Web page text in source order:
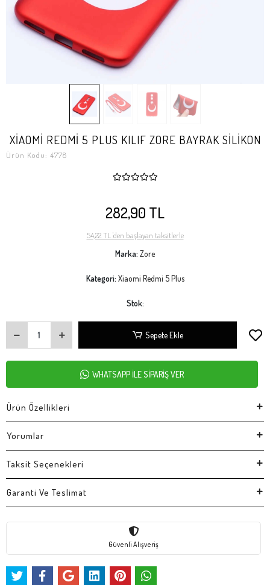
XİAOMİ REDMİ 5 PLUS KILIF ZORE BAYRAK SİLİKON
Ürün Kodu: 4778
282,90 TL
54,22 TL 'den başlayan taksitlerle
Marka: Zore
Kategori: Xiaomi Redmi 5 Plus
Stok:
Sepete Ekle
WHATSAPP İLE SİPARİŞ VER
Ürün Özellikleri
Yorumlar
Taksit Seçenekleri
Garanti Ve Teslimat
Güvenli Alışveriş